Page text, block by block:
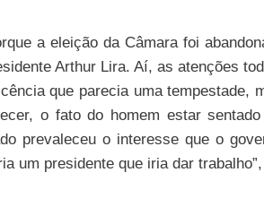
a eleição da Câmara foi
Arthur Lira. Aí, as atenções
que parecia uma tempestade,
o fato do homem estar
prevaleceu o interesse que o
um presidente que iria dar